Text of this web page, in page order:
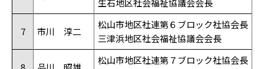
生石地区社会福祉協議会会長
7 市川 淳二
松山市地区社連第６ブロック社協会長
三津浜地区社会福祉協議会会長
松山市地区社連第７ブロック社協会長